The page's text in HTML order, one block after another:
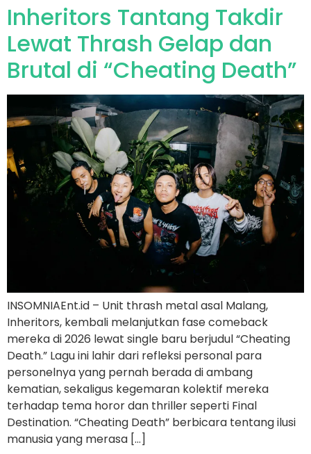
Inheritors Tantang Takdir
Lewat Thrash Gelap dan
Brutal di “Cheating Death”
INSOMNIAEnt.id – Unit thrash metal asal Malang,
Inheritors, kembali melanjutkan fase comeback
mereka di 2026 lewat single baru berjudul “Cheating
Death.” Lagu ini lahir dari refleksi personal para
personelnya yang pernah berada di ambang
kematian, sekaligus kegemaran kolektif mereka
terhadap tema horor dan thriller seperti Final
Destination. “Cheating Death” berbicara tentang ilusi
manusia yang merasa […]